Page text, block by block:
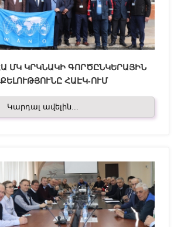
ՄԿ ԿՐԿՆԱԿԻ ԳՈՐԾԸՆԿԵՐԱՅԻՆ
ՀԱԷԿ-ՈՒՄ
Կարդալ ավելին...